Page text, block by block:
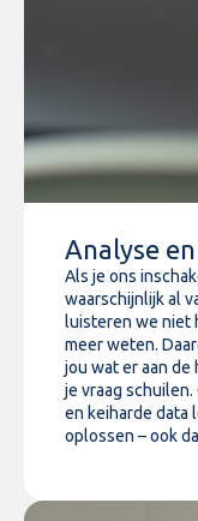
Analyse
Als je ons
waarschijnlijk al
luisteren we niet
meer weten.
jou wat er aan de
je vraag
en keiharde data
oplossen – ook